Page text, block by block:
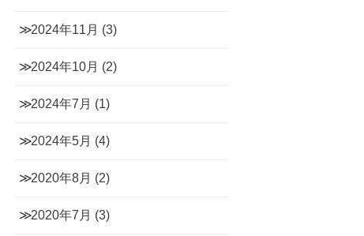
2024年11月 (3)
2024年10月 (2)
2024年7月 (1)
2024年5月 (4)
2020年8月 (2)
2020年7月 (3)